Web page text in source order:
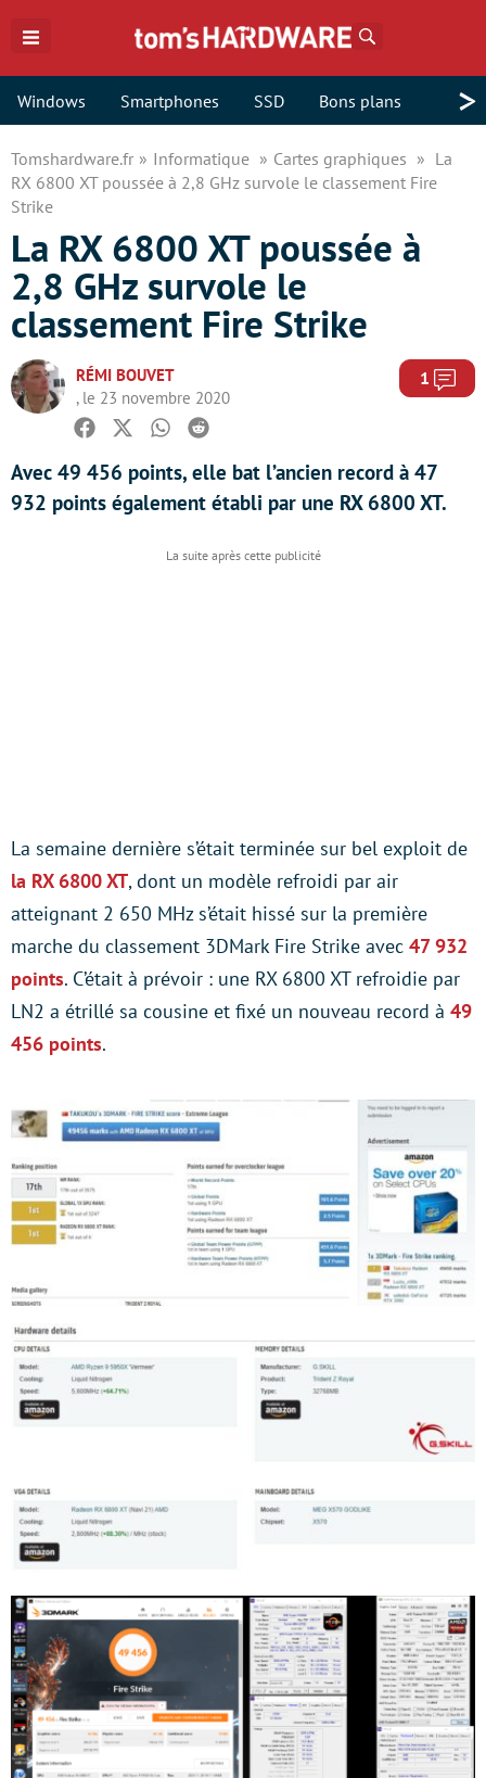
Windows Smartphones SSD Bons plans >
Tomshardware.fr Informatique Cartes graphiques
La
RX 6800 XT poussée à 2,8 GHz survole le classement Fire
Strike
La RX 6800 XT poussée à
2,8 GHz survole le
classement Fire Strike
RÉMI BOUVET
, le 23 novembre 2020
1
Facebook
TwitterWhatsapp
Reddit
Avec 49 456 points, elle bat l’ancien record à 47
932 points également établi par une RX 6800 XT.
La semaine dernière s’était terminée sur bel exploit de
la RX 6800 XT, dont un modèle refroidi par air
atteignant 2 650 MHz s’était hissé sur la première
marche du classement 3DMark Fire Strike avec 47 932
points. C’était à prévoir : une RX 6800 XT refroidie par
LN2 a étrillé sa cousine et fixé un nouveau record à 49
456 points.